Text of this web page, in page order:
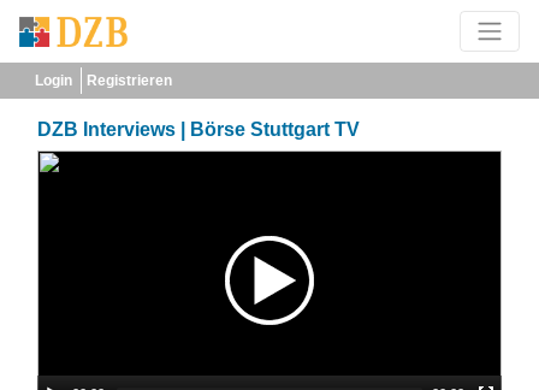
Login Registrieren
DZB Interviews | Börse Stuttgart TV